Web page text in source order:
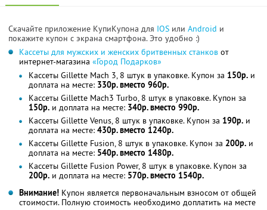
Скачайте приложение КупиКупона для IOS или Android и
покажите купон с экрана смартфона. Это удобно :)
Кассеты для мужских и женских бритвенных станков от
интернет-магазина «Город Подарков»
Кассеты Gillette Mach 3, 8 штук в упаковке. Купон за 150р. и
доплата на месте: 330р. вместо 960р.
Кассеты Gillette Mach3 Turbo, 8 штук в упаковке. Купон за
150р. и доплата на месте: 340р. вместо 990р.
Кассеты Gillette Venus, 8 штук в упаковке. Купон за 190р. и
доплата на месте: 430р. вместо 1240р.
Кассеты Gillette Fusion, 8 штук в упаковке. Купон за 200р. и
доплата на месте: 540р. вместо 1480р.
Кассеты Gillette Fusion Power, 8 штук в упаковке. Купон за
200р. и доплата на месте: 570р. вместо 1540р.
Внимание! Купон является первоначальным взносом от общей
стоимости. Полную стоимость необходимо доплатить на месте